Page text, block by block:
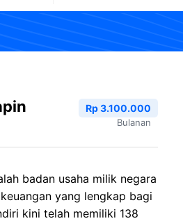
Rp 3.100.000
Bulanan
badan usaha milik negara
yang lengkap bagi
kini telah memiliki 138